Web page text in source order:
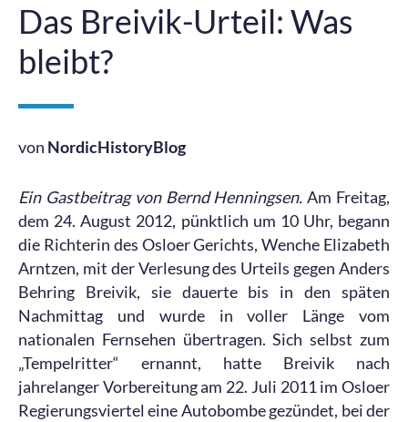
Das Breivik-Urteil: Was
bleibt?
von NordicHistoryBlog
Ein Gastbeitrag von Bernd Henningsen. Am Freitag,
dem 24. August 2012, pünktlich um 10 Uhr, begann
die Richterin des Osloer Gerichts, Wenche Elizabeth
Arntzen, mit der Verlesung des Urteils gegen Anders
Behring Breivik, sie dauerte bis in den späten
Nachmittag und wurde in voller Länge vom
nationalen Fernsehen übertragen. Sich selbst zum
„Tempelritter“ ernannt, hatte Breivik nach
jahrelanger Vorbereitung am 22. Juli 2011 im Osloer
Regierungsviertel eine Autobombe gezündet, bei der